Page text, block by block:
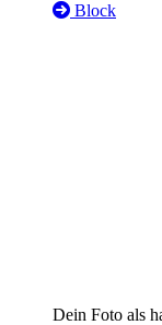
Block
Dein Foto als